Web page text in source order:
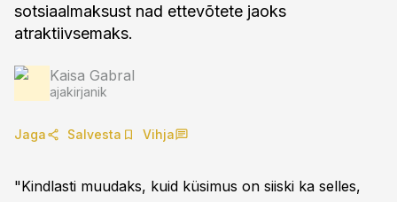
sotsiaalmaksust nad ettevõtete jaoks
atraktiivsemaks.
Kaisa Gabral
ajakirjanik
Jaga Salvesta Vihja
"Kindlasti muudaks, kuid küsimus on siiski ka selles,